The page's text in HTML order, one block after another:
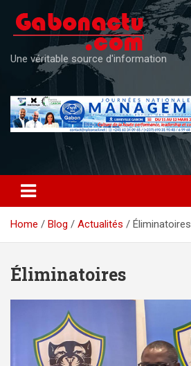
content
Une véritable source d'information
Home Blog Actualités Éliminatoires
Éliminatoires